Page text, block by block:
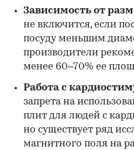
Зависимость от
не включится, если
посуду меньшим
производители
менее 60–70% ее
Работа с
запрета на
плит для людей с
но существует ряд
магнитного поля на